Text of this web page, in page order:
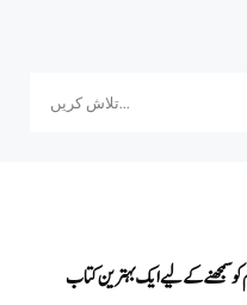
کو سمجھنے کے لیے ایک بہترین کتاب